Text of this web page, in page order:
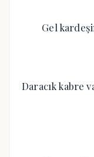
Gel
Daracık kabre